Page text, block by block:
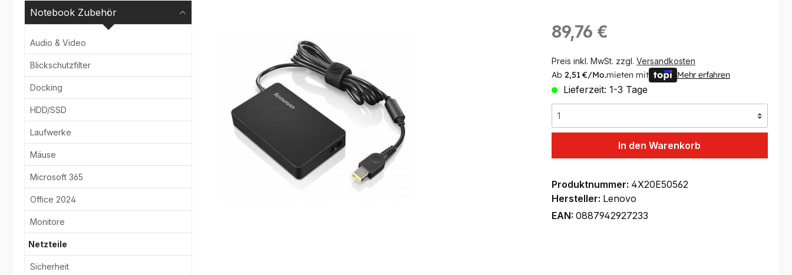
Notebook Zubehör
Audio & Video
Blickschutzfilter
Docking
HDD/SSD
Laufwerke
Mäuse
Microsoft 365
Office 2024
Monitore
Netzteile
Sicherheit
Regulärer Preis:
89,76 €
Preis inkl. MwSt. zzgl. Versandkosten
Ab 2,51 €/Mo.mieten mit Mehr erfahren
Lieferzeit: 1-3 Tage
In den Warenkorb
Produktnummer: 4X20E50562
Hersteller: Lenovo
EAN: 0887942927233